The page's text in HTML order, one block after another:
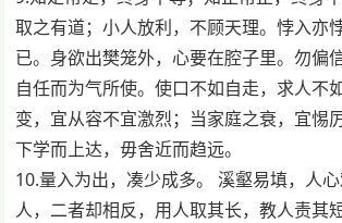
取之有道；小人放利，不顾天理。悖入亦
已。身欲出樊笼外，心要在腔子里。勿偏
自任而为气所使。使口不如自走，求人不
变，宜从容不宜激烈；当家庭之衰，宜惕
下学而上达，毋舍近而趋远。
10.量入为出，凑少成多。 溪壑易填，人
人，二者却相反，用人取其长，教人责其